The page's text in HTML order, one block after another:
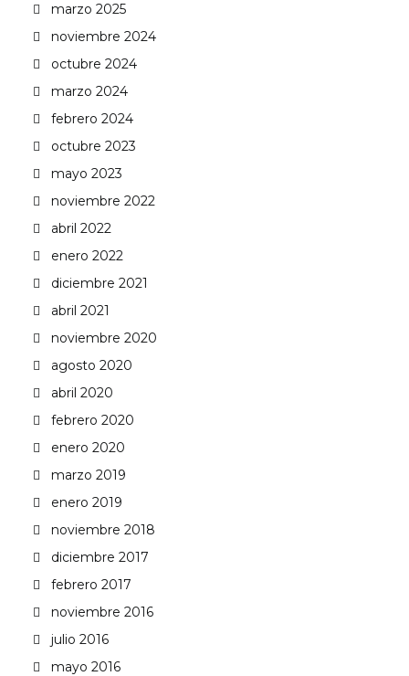
marzo 2025
noviembre 2024
octubre 2024
marzo 2024
febrero 2024
octubre 2023
mayo 2023
noviembre 2022
abril 2022
enero 2022
diciembre 2021
abril 2021
noviembre 2020
agosto 2020
abril 2020
febrero 2020
enero 2020
marzo 2019
enero 2019
noviembre 2018
diciembre 2017
febrero 2017
noviembre 2016
julio 2016
mayo 2016